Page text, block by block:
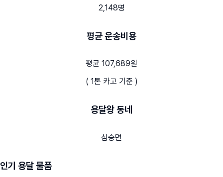
2,148명
평균 운송비용
평균 107,689원
( 1톤 카고 기준 )
용달왕 동네
삼승면
인기 용달 물품